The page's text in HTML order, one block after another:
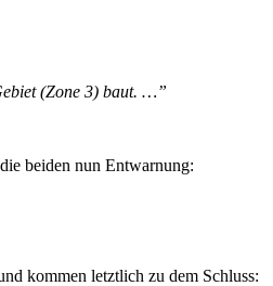
(Zone 3) baut. …”
beiden nun Entwarnung:
kommen letztlich zu dem Schluss: